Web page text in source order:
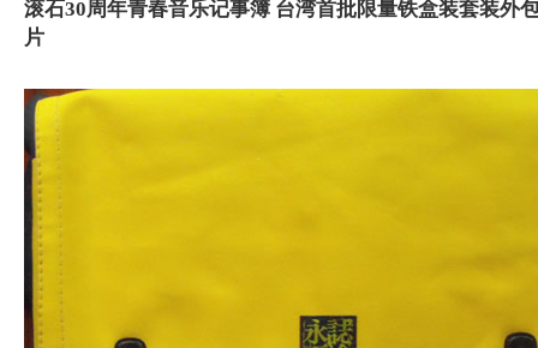
滚石30周年青春音乐记事簿 台湾首批限量铁盒装套装外
片